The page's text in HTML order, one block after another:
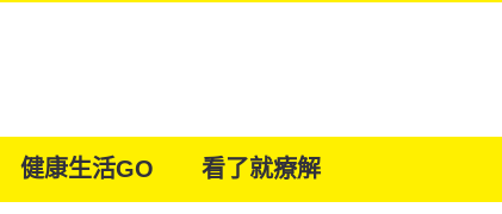
健康生活GO 看了就療解